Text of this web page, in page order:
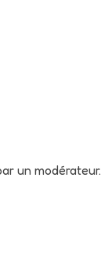
un modérateur.